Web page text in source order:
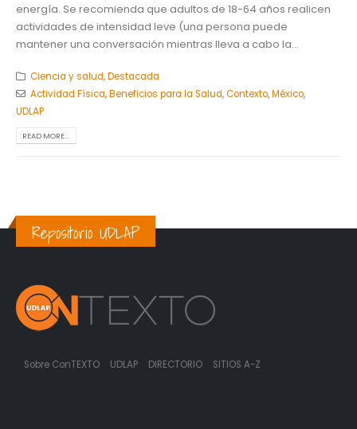
energía. Se recomienda que adultos de 18-64 años realicen
actividades de intensidad leve (una persona puede
mantener una conversación mientras lleva a cabo la...
Ciencia y salud,Destacada
Actividad Física,Beneficios para la Salud,Contexto,México,
UDLAP
READ MORE...
Repositorio UDLAP
Sobre ConTEXTO UDLAP DIRECTORIO SITIOS A-Z